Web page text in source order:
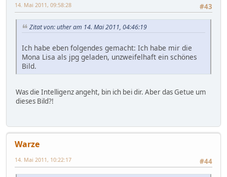
#43
14. Mai 2011, 09:58:28
Zitat von: uther am 14. Mai 2011, 04:46:19
Ich habe eben folgendes gemacht: Ich habe mir die
Mona Lisa als jpg geladen, unzweifelhaft ein schönes
Bild.
Was die Intelligenz angeht, bin ich bei dir. Aber das Getue um
dieses Bild?!
Warze
#44
14. Mai 2011, 10:22:17